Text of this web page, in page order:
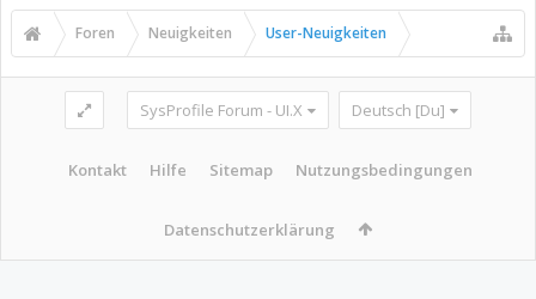
Foren Neuigkeiten User-Neuigkeiten
SysProfile Forum - UI.X Deutsch [Du]
Kontakt Hilfe Sitemap Nutzungsbedingungen
Datenschutzerklärung